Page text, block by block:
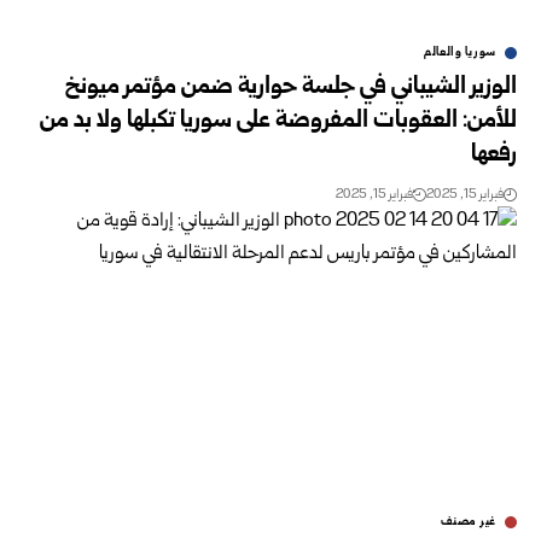
سوريا والعالم
الوزير الشيباني في جلسة حوارية ضمن مؤتمر ميونخ
للأمن: العقوبات المفروضة على سوريا تكبلها ولا بد من
رفعها
فبراير 15, 2025 فبراير 15, 2025
غير مصنف